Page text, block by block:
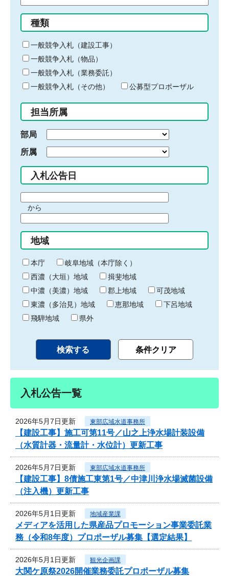
る
キ
ー
ワ
ー
ド
入
力
種類
一般競争入札（建設工事）
一般競争入札（物品）
一般競争入札（業務委託）
一般競争入札（その他）
公募型プロポーザル
担当所属
部局
所属
入札公告日
間
始
り
から
間
終
わ
り
地域
本庁
岐阜地域（本庁除く）
西濃（大垣）地域
揖斐地域
中濃（美濃）地域
郡上地域
可茂地域
東濃（多治見）地域
恵那地域
下呂地域
飛騨地域
県外
入札公告一覧
2026年5月7日更新 東部広域水道事務所
【建設工事】施工可第11号／山之上浄水場計装設備
（水質計器・流量計・水位計）更新工事
2026年5月7日更新 東部広域水道事務所
【建設工事】8債施工東第1号／中津川浄水場滅菌設備
（注入機）更新工事
2026年5月1日更新 地域産業課
メディアを活用した県産品プロモーション事業委託業
務（令和8年度）プロポーザル募集【選定結果】
2026年5月1日更新 観光企画課
大関ケ原祭2026開催業務委託プロポーザル募集